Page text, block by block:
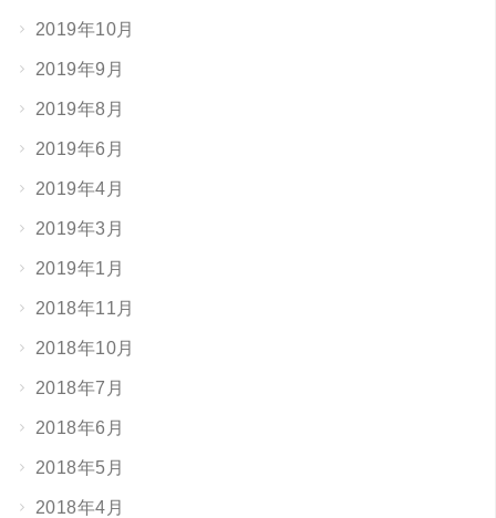
2019年10月
2019年9月
2019年8月
2019年6月
2019年4月
2019年3月
2019年1月
2018年11月
2018年10月
2018年7月
2018年6月
2018年5月
2018年4月